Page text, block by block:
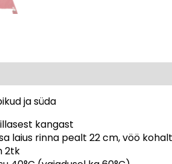
ja süda
kangast
laius rinna pealt 22 cm, vöö
2tk